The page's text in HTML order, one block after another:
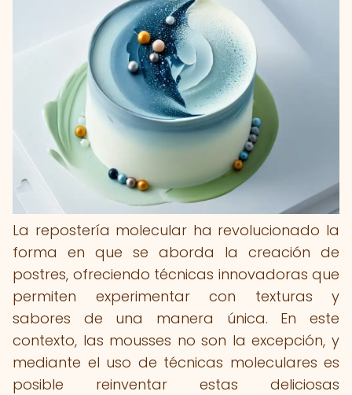
La repostería molecular ha revolucionado la
forma en que se aborda la creación de
postres, ofreciendo técnicas innovadoras que
permiten experimentar con texturas y
sabores de una manera única. En este
contexto, las mousses no son la excepción, y
mediante el uso de técnicas moleculares es
posible reinventar estas deliciosas